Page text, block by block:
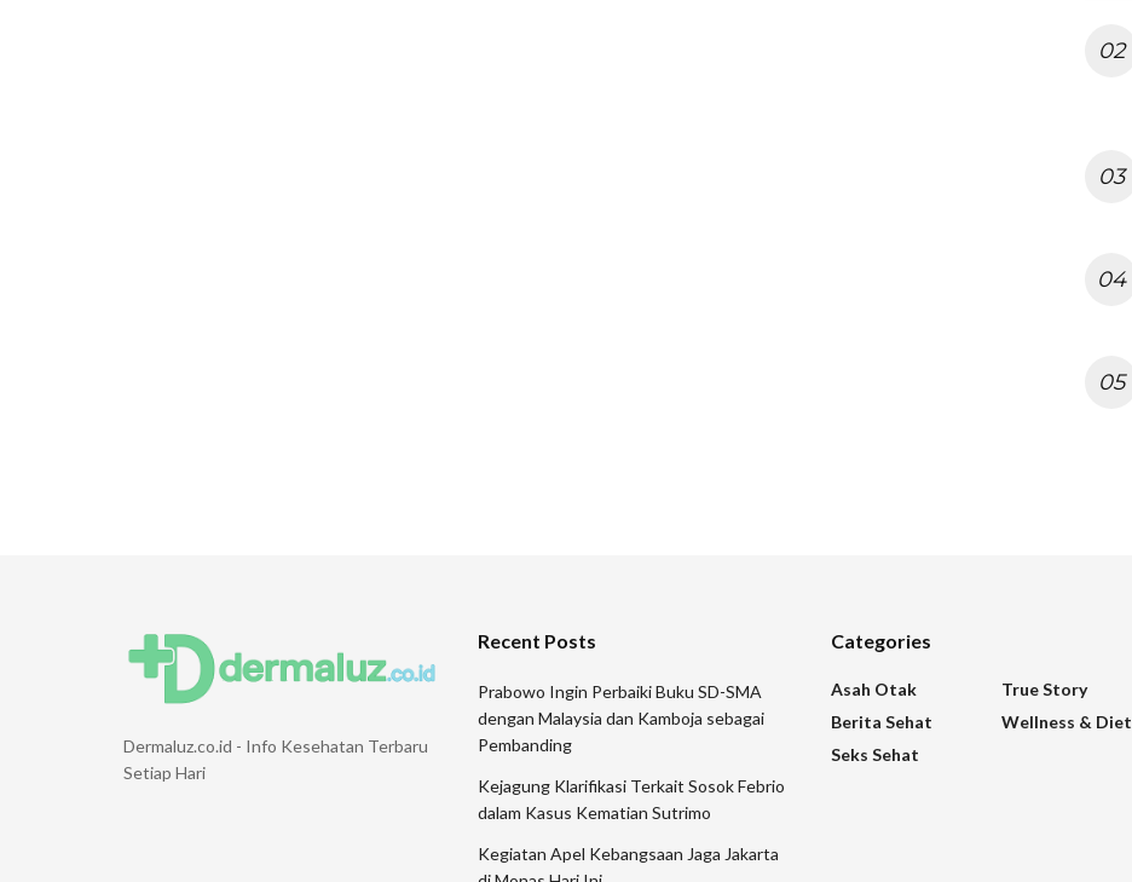
Dermaluz.co.id - Info Kesehatan Terbaru
Setiap Hari
Recent Posts
Prabowo Ingin Perbaiki Buku SD-SMA
dengan Malaysia dan Kamboja sebagai
Pembanding
Kejagung Klarifikasi Terkait Sosok Febrio
dalam Kasus Kematian Sutrimo
Kegiatan Apel Kebangsaan Jaga Jakarta
Categories
Asah Otak
Berita Sehat
Seks Sehat
True Story
Wellness & Diet